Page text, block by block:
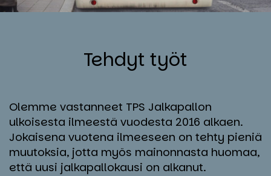
Teh­dyt työt
Olemme vastanneet TPS Jalkapallon
ulkoisesta ilmeestä vuodesta 2016 alkaen.
Jokaisena vuotena ilmeeseen on tehty pieniä
muutoksia, jotta myös mainonnasta huomaa,
että uusi jalkapallokausi on alkanut.